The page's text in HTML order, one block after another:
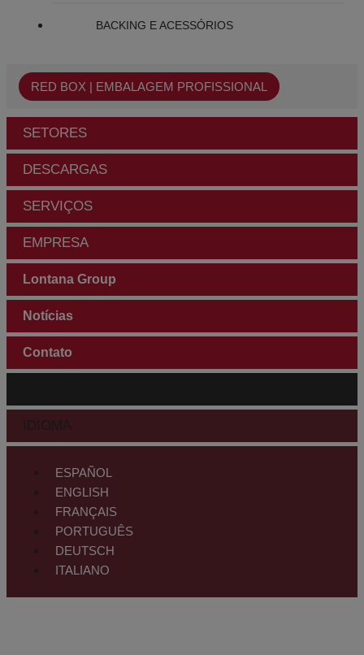
BACKING E ACESSÓRIOS
RED BOX | EMBALAGEM PROFISSIONAL
SETORES
DESCARGAS
SERVIÇOS
EMPRESA
Lontana Group
Notícias
Contato
IDIOMA
ESPAÑOL
ENGLISH
FRANÇAIS
PORTUGUÊS
DEUTSCH
ITALIANO